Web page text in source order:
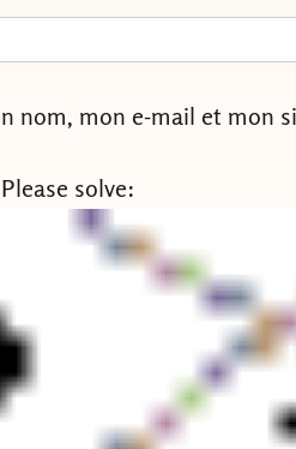
nom, mon e-mail et mon
solve: